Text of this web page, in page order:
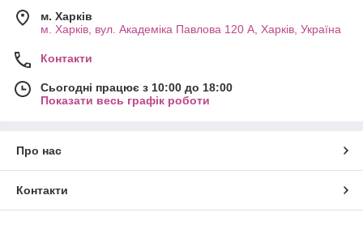
м. Харків
м. Харків, вул. Академіка Павлова 120 А, Харків, Україна
Контакти
Сьогодні працює з 10:00 до 18:00
Показати весь графік роботи
Про нас
Контакти